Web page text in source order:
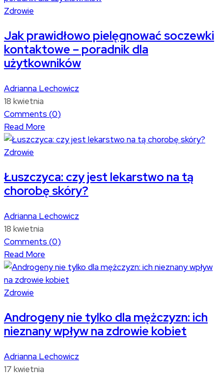
Zdrowie
Jak prawidłowo pielęgnować soczewki
kontaktowe – poradnik dla
użytkowników
Adrianna Lechowicz
18 kwietnia
Comments (0)
Read More
Zdrowie
Łuszczyca: czy jest lekarstwo na tą
chorobę skóry?
Adrianna Lechowicz
18 kwietnia
Comments (0)
Read More
Zdrowie
Androgeny nie tylko dla mężczyzn: ich
nieznany wpływ na zdrowie kobiet
Adrianna Lechowicz
17 kwietnia